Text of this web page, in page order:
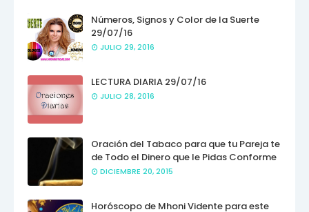
Números, Signos y Color de la Suerte
29/07/16
JULIO 29, 2016
LECTURA DIARIA 29/07/16
JULIO 28, 2016
Oración del Tabaco para que tu Pareja te
de Todo el Dinero que le Pidas Conforme
DICIEMBRE 20, 2015
Horóscopo de Mhoni Vidente para este